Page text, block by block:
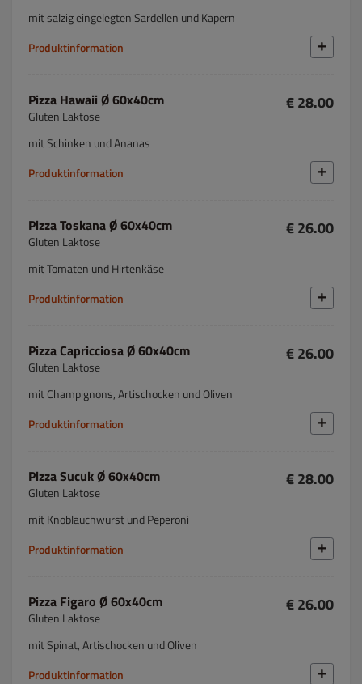
mit salzig eingelegten Sardellen und Kapern
Produktinformation
Pizza Hawaii Ø 60x40cm
Gluten Laktose
€ 28.00
mit Schinken und Ananas
Produktinformation
Pizza Toskana Ø 60x40cm
Gluten Laktose
€ 26.00
mit Tomaten und Hirtenkäse
Produktinformation
Pizza Capricciosa Ø 60x40cm
Gluten Laktose
€ 26.00
mit Champignons, Artischocken und Oliven
Produktinformation
Pizza Sucuk Ø 60x40cm
Gluten Laktose
€ 28.00
mit Knoblauchwurst und Peperoni
Produktinformation
Pizza Figaro Ø 60x40cm
Gluten Laktose
€ 26.00
mit Spinat, Artischocken und Oliven
Produktinformation